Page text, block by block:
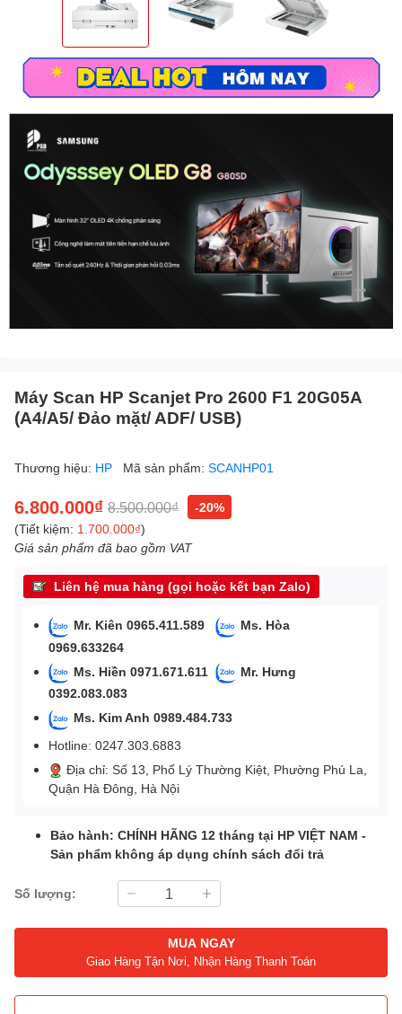
Máy Scan HP Scanjet Pro 2600 F1 20G05A
(A4/A5/ Đảo mặt/ ADF/ USB)
Thương hiệu: HP Mã sản phẩm: SCANHP01
6.800.000₫ 8.500.000₫
-20%
(Tiết kiệm: 1.700.000₫)
Giá sản phẩm đã bao gồm VAT
Liên hệ mua hàng (gọi hoặc kết bạn Zalo)
Mr. Kiên 0965.411.589
Ms. Hòa
0969.633264
Ms. Hiền 0971.671.611
Mr. Hưng
0392.083.083
Ms. Kim Anh 0989.484.733
Hotline: 0247.303.6883
Địa chỉ: Số 13, Phố Lý Thường Kiệt, Phường Phú La,
Quận Hà Đông, Hà Nội
Bảo hành: CHÍNH HÃNG 12 tháng tại HP VIỆT NAM -
Sản phẩm không áp dụng chính sách đổi trả
Số lượng:
MUA NGAY
Giao Hàng Tận Nơi, Nhận Hàng Thanh Toán